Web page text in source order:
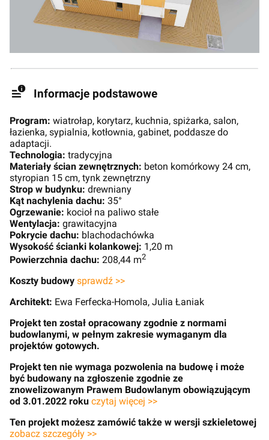
Informacje podstawowe
Program: wiatrołap, korytarz, kuchnia, spiżarka, salon,
łazienka, sypialnia, kotłownia, gabinet, poddasze do
adaptacji.
Technologia: tradycyjna
Materiały ścian zewnętrznych: beton komórkowy 24 cm,
styropian 15 cm, tynk zewnętrzny
Strop w budynku: drewniany
Kąt nachylenia dachu: 35°
Ogrzewanie: kocioł na paliwo stałe
Wentylacja: grawitacyjna
Pokrycie dachu: blachodachówka
Wysokość ścianki kolankowej: 1,20 m
Powierzchnia dachu: 208,44 m2
Koszty budowy sprawdź >>
Architekt: Ewa Ferfecka-Homola, Julia Łaniak
Projekt ten został opracowany zgodnie z normami
budowlanymi, w pełnym zakresie wymaganym dla
projektów gotowych.
Projekt ten nie wymaga pozwolenia na budowę i może
być budowany na zgłoszenie zgodnie ze
znowelizowanym Prawem Budowlanym obowiązującym
od 3.01.2022 roku czytaj więcej >>
Ten projekt możesz zamówić także w wersji szkieletowej
zobacz szczegóły >>